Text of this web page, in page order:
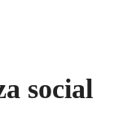
social